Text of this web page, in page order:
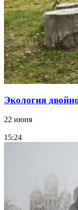
Экология
22 июня
15:24